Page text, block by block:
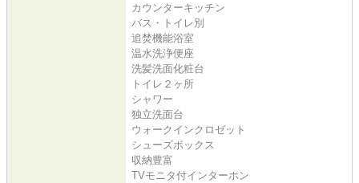
カウンターキッチン
バス・トイレ別
追焚機能浴室
温水洗浄便座
洗髪洗面化粧台
トイレ２ヶ所
シャワー
独立洗面台
ウォークインクロゼット
シューズボックス
収納豊富
TVモニタ付インターホン